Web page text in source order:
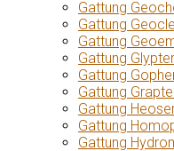
Gattung
Gattung
Gattung
Gattung
Gattung
Gattung
Gattung
Gattung
Gattung